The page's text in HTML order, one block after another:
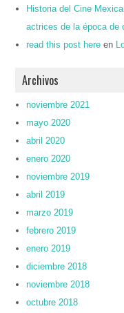
Historia del Cine
actrices de la época de
read this post here en
Archivos
noviembre 2021
mayo 2020
abril 2020
enero 2020
noviembre 2019
abril 2019
marzo 2019
febrero 2019
enero 2019
diciembre 2018
noviembre 2018
octubre 2018